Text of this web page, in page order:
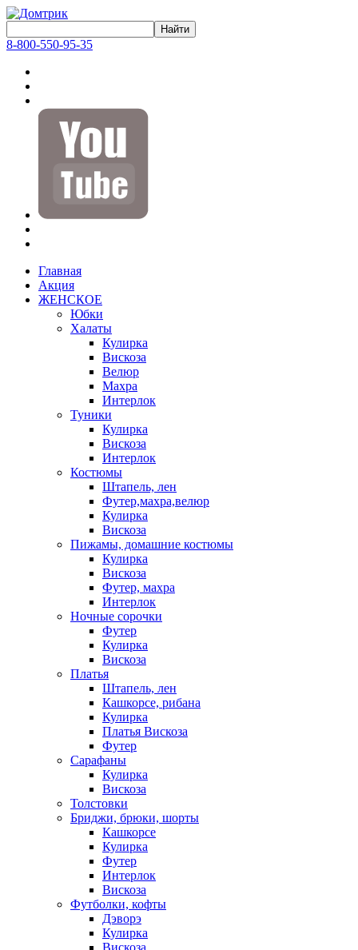
8-800-550-95-35
Главная
Акция
ЖЕНСКОЕ
Юбки
Халаты
Кулирка
Вискоза
Велюр
Махра
Интерлок
Туники
Кулирка
Вискоза
Интерлок
Костюмы
Штапель, лен
Футер,махра,велюр
Кулирка
Вискоза
Пижамы, домашние костюмы
Кулирка
Вискоза
Футер, махра
Интерлок
Ночные сорочки
Футер
Кулирка
Вискоза
Платья
Штапель, лен
Кашкорсе, рибана
Кулирка
Платья Вискоза
Футер
Сарафаны
Кулирка
Вискоза
Толстовки
Бриджи, брюки, шорты
Кашкорсе
Кулирка
Футер
Интерлок
Вискоза
Футболки, кофты
Дэворэ
Кулирка
Вискоза